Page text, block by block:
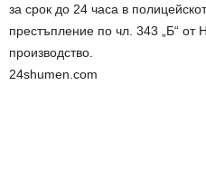
за срок до 24 часа в
престъпление по чл. 343 „Б“ от
производство.
24shumen.com